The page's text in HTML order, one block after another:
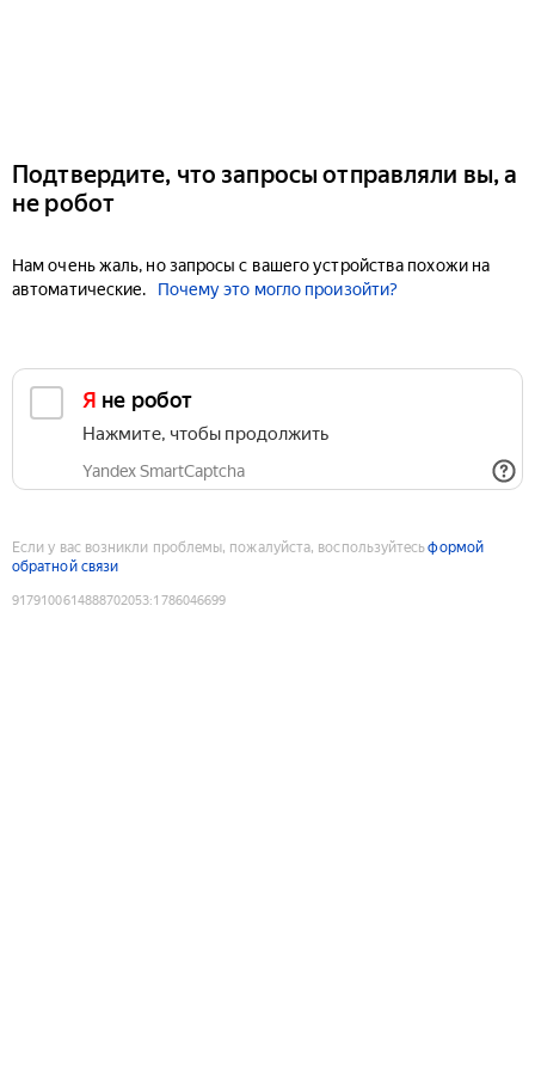
Подтвердите, что запросы отправляли вы, а
не робот
Нам очень жаль, но запросы с вашего устройства похожи на
автоматические.
Почему это могло произойти?
Я не робот
Нажмите, чтобы продолжить
Yandex SmartCaptcha
Если у вас возникли проблемы, пожалуйста, воспользуйтесьформой
обратной связи
9179100614888702053:1786046699